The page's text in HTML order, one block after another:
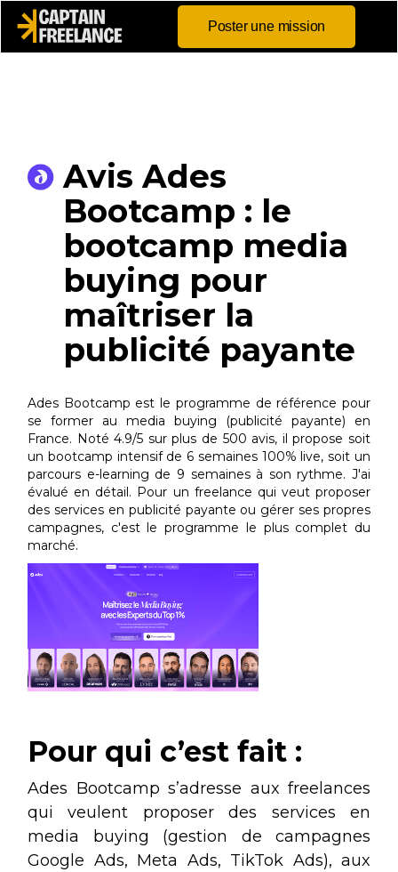
Poster une mission
Avis Ades
Bootcamp : le
bootcamp media
buying pour
maîtriser la
publicité payante
Ades Bootcamp est le programme de référence pour
se former au media buying (publicité payante) en
France. Noté 4.9/5 sur plus de 500 avis, il propose soit
un bootcamp intensif de 6 semaines 100% live, soit un
parcours e-learning de 9 semaines à son rythme. J'ai
évalué en détail. Pour un freelance qui veut proposer
des services en publicité payante ou gérer ses propres
campagnes, c'est le programme le plus complet du
marché.
Pour qui c’est fait :
Ades Bootcamp s’adresse aux freelances
qui veulent proposer des services en
media buying (gestion de campagnes
Google Ads, Meta Ads, TikTok Ads), aux